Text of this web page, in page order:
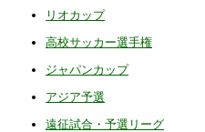
リオカップ
高校サッカー選手権
ジャパンカップ
アジア予選
遠征試合・予選リーグ